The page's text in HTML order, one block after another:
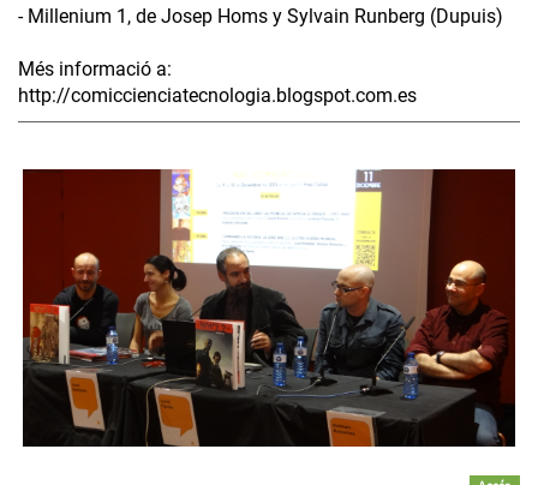
- Millenium 1, de Josep Homs y Sylvain Runberg (Dupuis)
Més informació a:
http://comiccienciatecnologia.blogspot.com.es